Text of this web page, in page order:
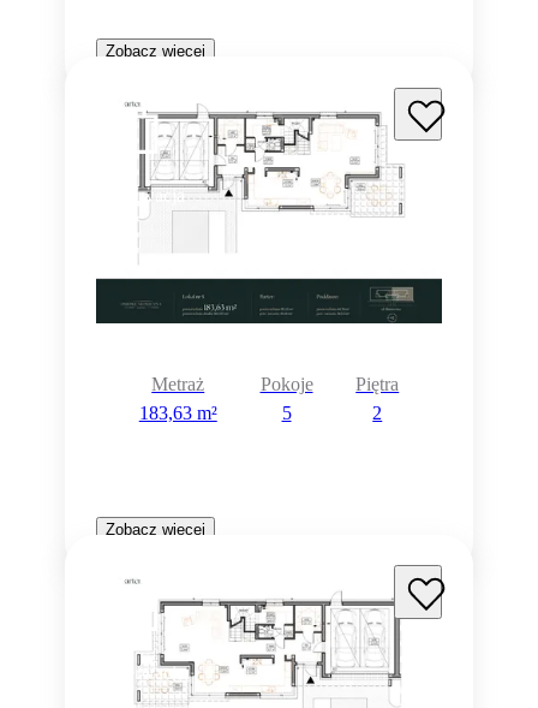
Zobacz więcej
Rezerwacja
Metraż
183,63 m²
Pokoje
5
Piętra
2
Zobacz więcej
Rezerwacja